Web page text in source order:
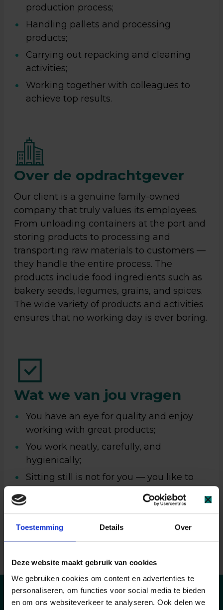
Toestemming Details Over
Deze website maakt gebruik van cookies
We gebruiken cookies om content en advertenties te
personaliseren, om functies voor social media te bieden
en om ons websiteverkeer te analyseren. Ook delen we
production process;
Handling pallets and processing
products;
Carrying out repacking and cleaning
activities;
Working together with colleagues to
achieve top results.
Over de opdrachtgever
Our client is a genuine family-owned
company that truly values its employees.
From unloading containers at the port and
storing products to processing and
transporting raw materials to customers —
they handle the entire process. The
products include food ingredients such as
bakery seeds, legumes, grains, and spices.
The wide variety of products and activities
ensures that no working day is ever boring.
Wat we van jou vragen
You have an eye for quality and enjoy
working with great products;
You work neatly, carefully, and
hygienically;
Sitting still is not for you — you like to
A bit of dust does not bother you;
You can communicate well in Dutch